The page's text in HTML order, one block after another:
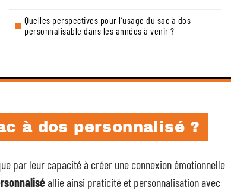
Quelles perspectives pour l’usage du sac à dos
personnalisable dans les années à venir ?
à dos personnalisé ?
par leur capacité à créer une connexion émotionnelle
allie ainsi praticité et personnalisation avec